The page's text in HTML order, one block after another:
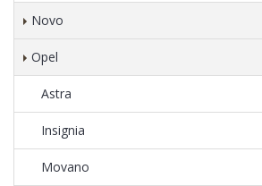
Novo
Opel
Astra
Insignia
Movano